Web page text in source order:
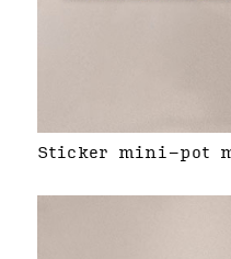
Sticker mini-pot